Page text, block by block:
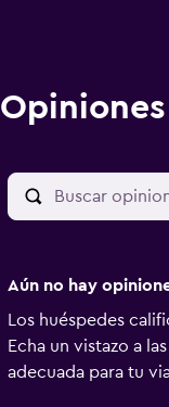
Aún no hay
Los huéspedes
Echa un vistazo a
adecuada para tu